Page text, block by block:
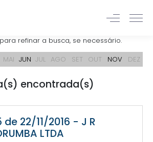
refinar a busca, se necessário.
MAI JUN JUL AGO SET OUT NOV DEZ
encontrada(s)
de 22/11/2016 - J R
LTDA